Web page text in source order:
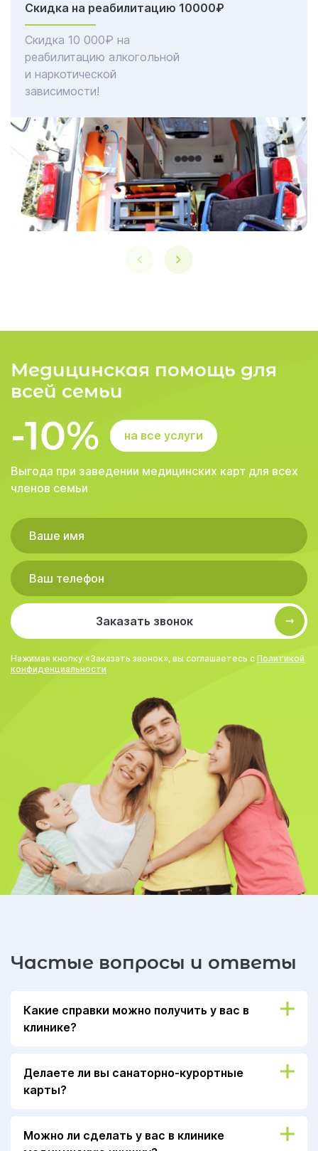
Скидка на реабилитацию 10000₽
Скидка 10 000₽ на
реабилитацию алкогольной
и наркотической
зависимости!
Медицинская помощь для
всей семьи
-10% на все услуги
Выгода при заведении медицинских карт для всех
членов семьи
Заказать звонок
Нажимая кнопку «Заказать звонок», вы соглашаетесь с Политикой
конфиденциальности
Частые вопросы и ответы
Какие справки можно получить у вас в
клинике?
В нашей клинике вы можете получить справку в
бассейн, справку для занятий спортом,
больничный лист, справку для поступления на
справку о приёме на работу и т. д. Для более
Делаете ли вы санаторно-курортные
карты?
Санаторно-курортная карта оформляется на
основании Приказа № 256
Можно ли сделать у вас в клинике